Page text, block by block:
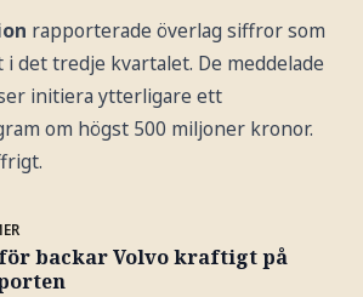
rapporterade överlag siffror som
i det tredje kvartalet. De meddelade
initiera ytterligare ett
om högst 500 miljoner kronor.
backar Volvo kraftigt på